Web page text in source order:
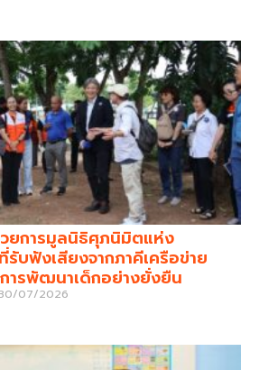
ยการมูลนิธิศุภนิมิตแห่ง
บฟังเสียงจากภาคีเครือข่าย
ารพัฒนาเด็กอย่างยั่งยืน
07/2026